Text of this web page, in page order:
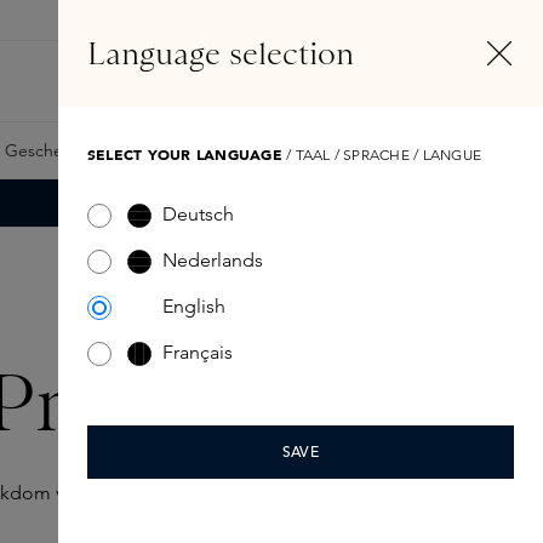
Samples Skins Exclusives Skins Boxen
van vanille omarmt.
Language selection
SELECT YOUR LANGUAGE / TAAL / SPRACHE / LANGUE
Deutsch
Nederlands
English
Français
SAVE